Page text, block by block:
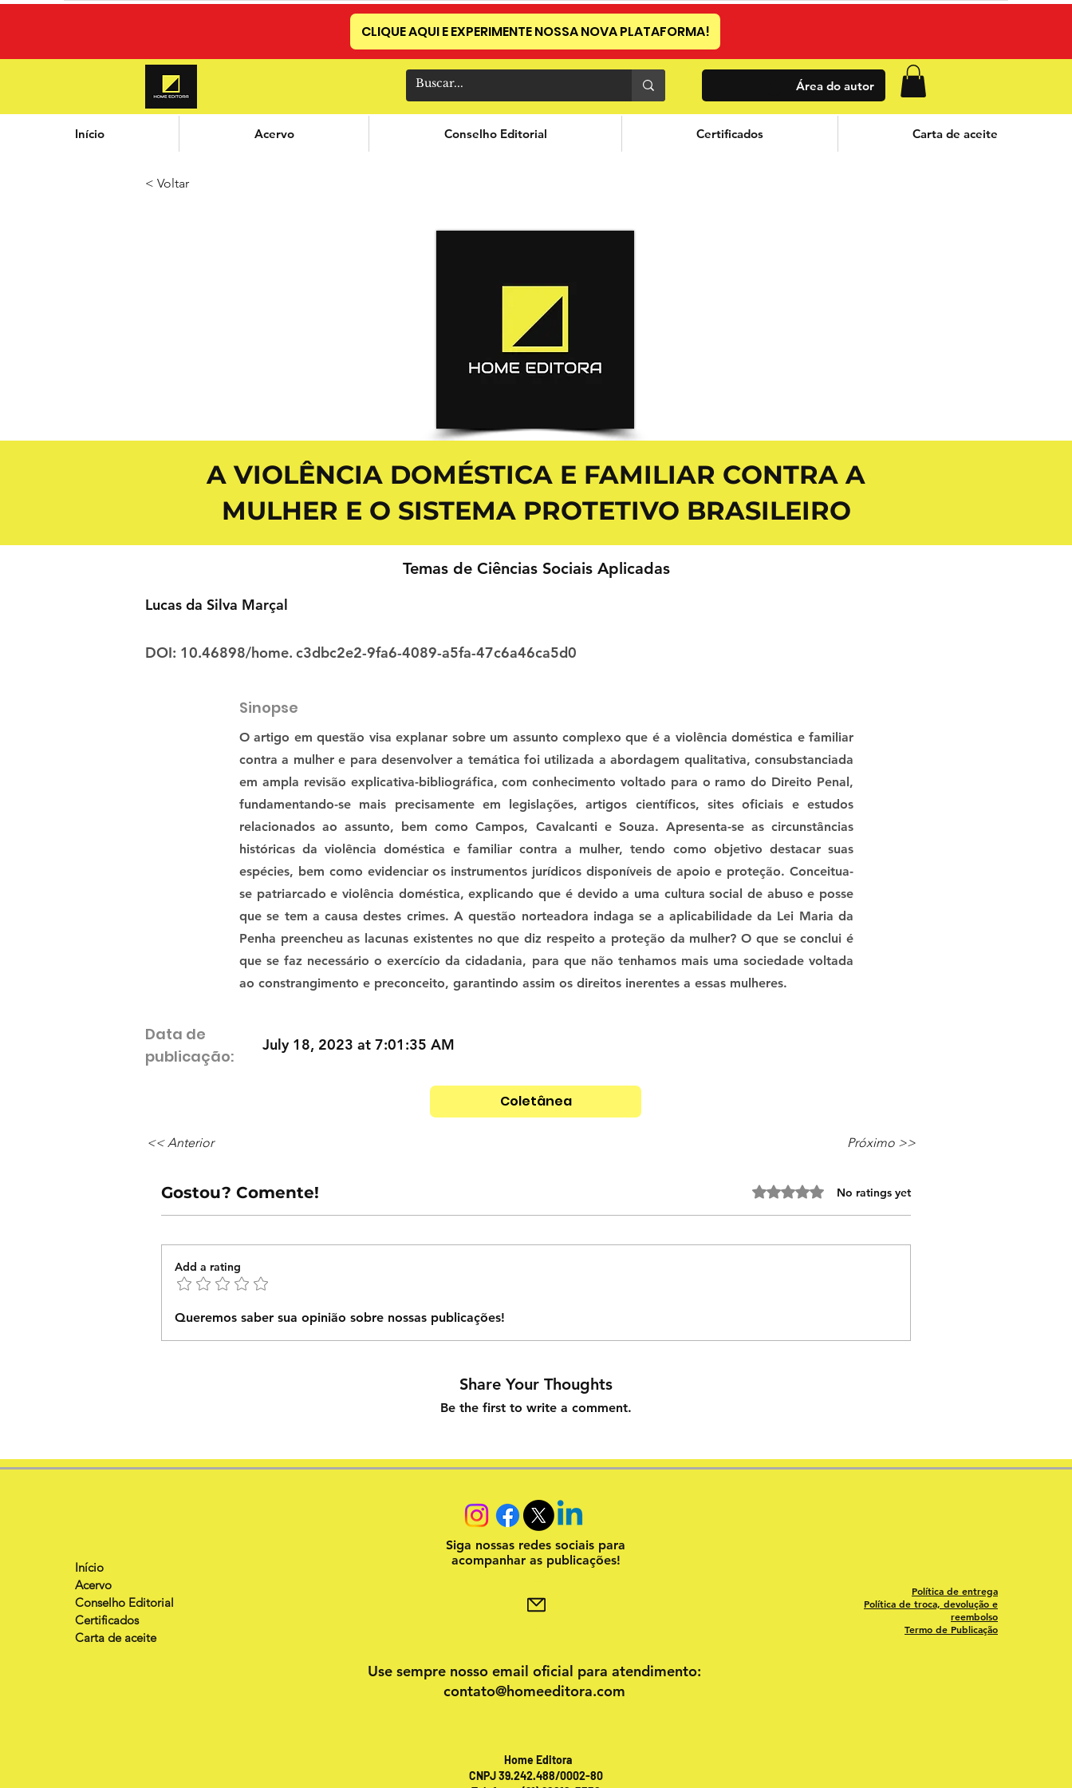
Área do autor
CLIQUE AQUI E EXPERIMENTE NOSSA NOVA PLATAFORMA!
Início Acervo Conselho Editorial Certificados Carta de aceite
< Voltar
A VIOLÊNCIA DOMÉSTICA E FAMILIAR CONTRA A
MULHER E O SISTEMA PROTETIVO BRASILEIRO
Temas de Ciências Sociais Aplicadas
Lucas da Silva Marçal
DOI: 10.46898/home. c3dbc2e2-9fa6-4089-a5fa-47c6a46ca5d0
Sinopse
O artigo em questão visa explanar sobre um assunto complexo que é a violência doméstica e familiar
contra a mulher e para desenvolver a temática foi utilizada a abordagem qualitativa, consubstanciada
em ampla revisão explicativa-bibliográfica, com conhecimento voltado para o ramo do Direito Penal,
fundamentando-se mais precisamente em legislações, artigos científicos, sites oficiais e estudos
relacionados ao assunto, bem como Campos, Cavalcanti e Souza. Apresenta-se as circunstâncias
históricas da violência doméstica e familiar contra a mulher, tendo como objetivo destacar suas
espécies, bem como evidenciar os instrumentos jurídicos disponíveis de apoio e proteção. Conceitua-
se patriarcado e violência doméstica, explicando que é devido a uma cultura social de abuso e posse
que se tem a causa destes crimes. A questão norteadora indaga se a aplicabilidade da Lei Maria da
Penha preencheu as lacunas existentes no que diz respeito a proteção da mulher? O que se conclui é
que se faz necessário o exercício da cidadania, para que não tenhamos mais uma sociedade voltada
ao constrangimento e preconceito, garantindo assim os direitos inerentes a essas mulheres.
Data de
publicação:
July 18, 2023 at 7:01:35 AM
Coletânea
<< Anterior Próximo >>
Gostou? Comente! Rated 0 out of 5 stars. No ratings yet
Add a rating
Queremos saber sua opinião sobre nossas publicações!
Share Your Thoughts
Be the first to write a comment.
Início
Acervo
Conselho Editorial
Certificados
Carta de aceite
Siga nossas redes sociais para
acompanhar as publicações!
Política de entrega
Política de troca, devolução e
reembolso
Termo de Publicação
Use sempre nosso email oficial para atendimento:
contato@homeeditora.com
Home Editora
CNPJ 39.242.488/0002-80